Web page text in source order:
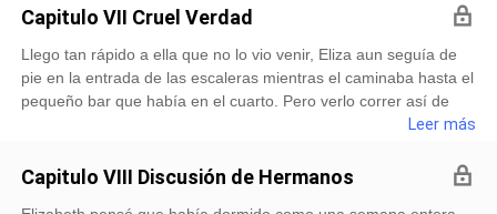
dónde se dirige?—Voy a pasar el día fuera de casa, Brenda.—El
joven no me notificó sobre esa salida.—El señor Dracmantis no
es mi dueño.—Señorita no se busque problemas innecesarios,
afuera hay mucho peligro.—Se cuidarme. No necesito vigilancia.
—No puedo permitir que salga de la casa sin el consentimiento
Capitulo VII Cruel Verdad
Llego tan rápido a ella que no lo vio venir, Eliza aun seguía de
pie en la entrada de las escaleras mientras el caminaba hasta el
pequeño bar que había en el cuarto. Pero verlo correr así de
rápido hacia ella la sorprendió mucho, la tumbo en la cama
ensordecedor pidiendo ayuda, pero este la amordazo. El poseía
mucha fuerza para que ella pudiera hacer algo al respecto. Le
Leer más
Capitulo VIII Discusión de Hermanos